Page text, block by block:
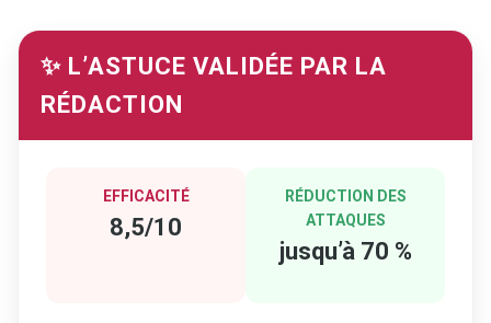
✨ L’ASTUCE VALIDÉE PAR LA
RÉDACTION
EFFICACITÉ
8,5/10
RÉDUCTION DES
ATTAQUES
jusqu’à 70 %